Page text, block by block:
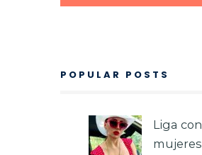
POPULAR POSTS
Liga con
mujeres